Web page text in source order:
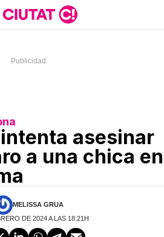
asesinar
a una chica en
MELISSA GRUA
DE 2024 A LAS 18:21H